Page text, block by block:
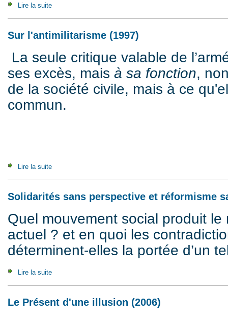
Lire la suite
Sur l'antimilitarisme (1997)
La seule critique valable de
ses excès, mais à sa fonction,
de la société civile, mais à ce
commun.
Lire la suite
Solidarités sans perspective et réformisme
Quel mouvement social produit le
actuel ? et en quoi les
déterminent-elles la portée d’un
Lire la suite
Le Présent d'une illusion (2006)